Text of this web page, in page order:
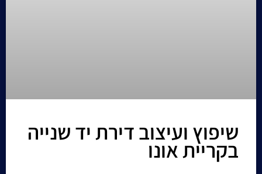
שיפוץ ועיצוב דירת יד שנייה
בקריית אונו